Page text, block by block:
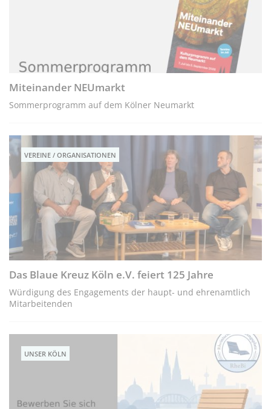
Miteinander NEUmarkt
Sommerprogramm auf dem Kölner Neumarkt
VEREINE / ORGANISATIONEN
Das Blaue Kreuz Köln e.V. feiert 125 Jahre
Würdigung des Engagements der haupt- und ehrenamtlich
Mitarbeitenden
UNSER KÖLN